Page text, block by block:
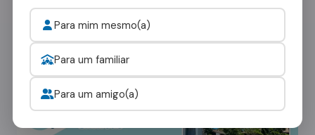
Para mim mesmo(a)
Para um familiar
Para um amigo(a)